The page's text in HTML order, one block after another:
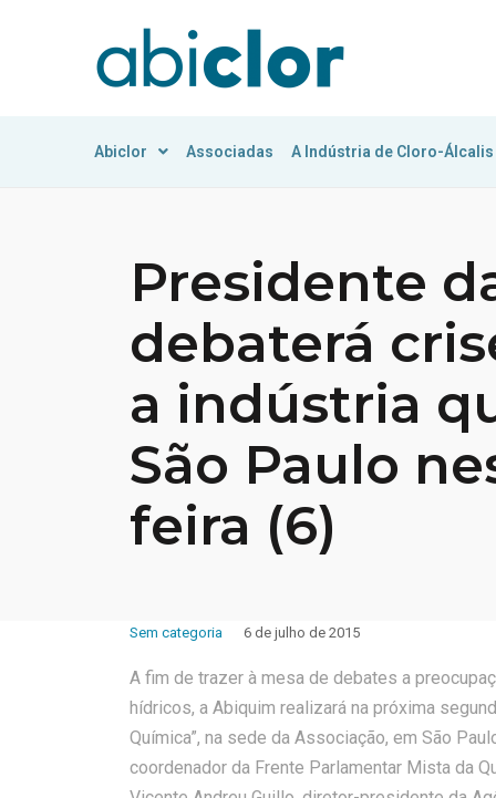
Abiclor Associadas A Indústria de Cloro-Álcalis
Presidente
debaterá
a indústria
São Paulo
feira (6)
Sem categoria 6 de julho de 2015
A fim de trazer à mesa de debates a
hídricos, a Abiquim realizará na próxima
Química”, na sede da Associação, em São
coordenador da Frente Parlamentar Mista da